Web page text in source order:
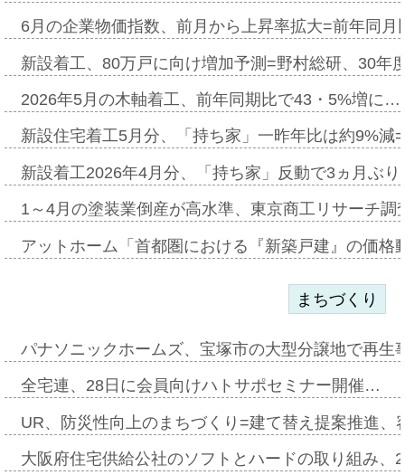
6月の企業物価指数、前月から上昇率拡大=前年同
新設着工、80万戸に向け増加予測=野村総研、30年
2026年5月の木軸着工、前年同期比で43・5%増に…
新設住宅着工5月分、「持ち家」一昨年比は約9%
新設着工2026年4月分、「持ち家」反動で3ヵ月ぶ
1～4月の塗装業倒産が高水準、東京商工リサーチ
アットホーム「首都圏における『新築戸建』の価
まちづくり
パナソニックホームズ、宝塚市の大型分譲地で再
全宅連、28日に会員向けハトサポセミナー開催…
UR、防災性向上のまちづくり=建て替え提案推進
大阪府住宅供給公社のソフトとハードの取り組み